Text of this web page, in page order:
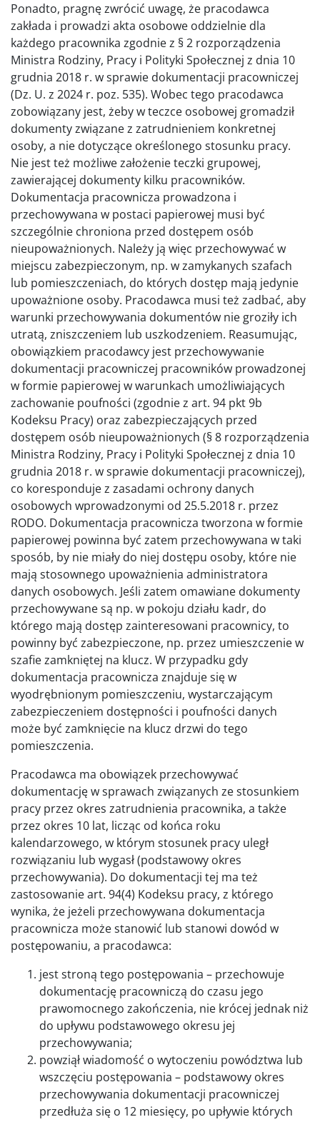
Ponadto, pragnę zwrócić uwagę, że pracodawca
zakłada i prowadzi akta osobowe oddzielnie dla
każdego pracownika zgodnie z § 2 rozporządzenia
Ministra Rodziny, Pracy i Polityki Społecznej z dnia 10
grudnia 2018 r. w sprawie dokumentacji pracowniczej
(Dz. U. z 2024 r. poz. 535). Wobec tego pracodawca
zobowiązany jest, żeby w teczce osobowej gromadził
dokumenty związane z zatrudnieniem konkretnej
osoby, a nie dotyczące określonego stosunku pracy.
Nie jest też możliwe założenie teczki grupowej,
zawierającej dokumenty kilku pracowników.
Dokumentacja pracownicza prowadzona i
przechowywana w postaci papierowej musi być
szczególnie chroniona przed dostępem osób
nieupoważnionych. Należy ją więc przechowywać w
miejscu zabezpieczonym, np. w zamykanych szafach
lub pomieszczeniach, do których dostęp mają jedynie
upoważnione osoby. Pracodawca musi też zadbać, aby
warunki przechowywania dokumentów nie groziły ich
utratą, zniszczeniem lub uszkodzeniem. Reasumując,
obowiązkiem pracodawcy jest przechowywanie
dokumentacji pracowniczej pracowników prowadzonej
w formie papierowej w warunkach umożliwiających
zachowanie poufności (zgodnie z art. 94 pkt 9b
Kodeksu Pracy) oraz zabezpieczających przed
dostępem osób nieupoważnionych (§ 8 rozporządzenia
Ministra Rodziny, Pracy i Polityki Społecznej z dnia 10
grudnia 2018 r. w sprawie dokumentacji pracowniczej),
co koresponduje z zasadami ochrony danych
osobowych wprowadzonymi od 25.5.2018 r. przez
RODO. Dokumentacja pracownicza tworzona w formie
papierowej powinna być zatem przechowywana w taki
sposób, by nie miały do niej dostępu osoby, które nie
mają stosownego upoważnienia administratora
danych osobowych. Jeśli zatem omawiane dokumenty
przechowywane są np. w pokoju działu kadr, do
którego mają dostęp zainteresowani pracownicy, to
powinny być zabezpieczone, np. przez umieszczenie w
szafie zamkniętej na klucz. W przypadku gdy
dokumentacja pracownicza znajduje się w
wyodrębnionym pomieszczeniu, wystarczającym
zabezpieczeniem dostępności i poufności danych
może być zamknięcie na klucz drzwi do tego
pomieszczenia.
Pracodawca ma obowiązek przechowywać
dokumentację w sprawach związanych ze stosunkiem
pracy przez okres zatrudnienia pracownika, a także
przez okres 10 lat, licząc od końca roku
kalendarzowego, w którym stosunek pracy uległ
rozwiązaniu lub wygasł (podstawowy okres
przechowywania). Do dokumentacji tej ma też
zastosowanie art. 94(4) Kodeksu pracy, z którego
wynika, że jeżeli przechowywana dokumentacja
pracownicza może stanowić lub stanowi dowód w
postępowaniu, a pracodawca:
jest stroną tego postępowania – przechowuje
dokumentację pracowniczą do czasu jego
prawomocnego zakończenia, nie krócej jednak niż
do upływu podstawowego okresu jej
przechowywania;
powziął wiadomość o wytoczeniu powództwa lub
wszczęciu postępowania – podstawowy okres
przechowywania dokumentacji pracowniczej
przedłuża się o 12 miesięcy, po upływie których